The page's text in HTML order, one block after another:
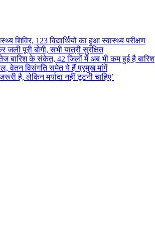
शिविर, 123 विद्यार्थियों का हुआ स्वास्थ्य परीक्षण
पूरी बोगी, सभी यात्री सुरक्षित
बारिश के संकेत, 42 जिलों में अब भी कम हुई है बारिश
वेतन विसंगति समेत ये हैं प्रमुख मांगें
है, लेकिन मर्यादा नहीं टूटनी चाहिए’